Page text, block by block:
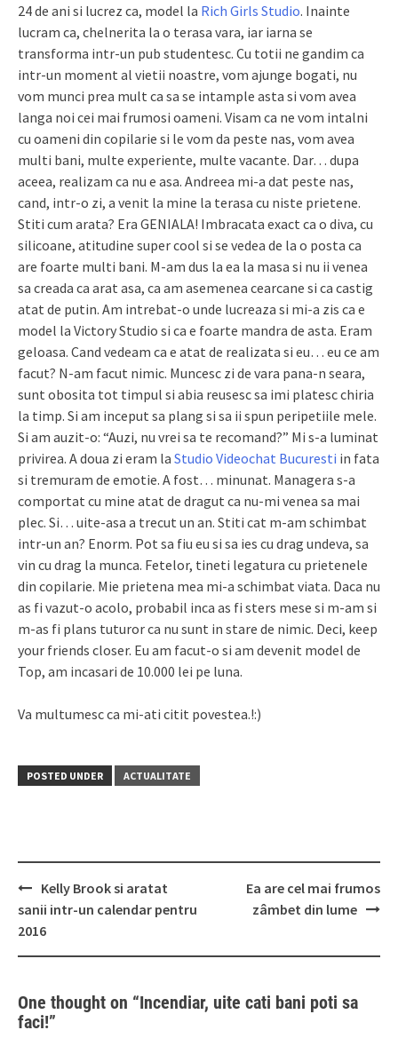
24 de ani si lucrez ca, model la Rich Girls Studio. Inainte
lucram ca, chelnerita la o terasa vara, iar iarna se
transforma intr-un pub studentesc. Cu totii ne gandim ca
intr-un moment al vietii noastre, vom ajunge bogati, nu
vom munci prea mult ca sa se intample asta si vom avea
langa noi cei mai frumosi oameni. Visam ca ne vom intalni
cu oameni din copilarie si le vom da peste nas, vom avea
multi bani, multe experiente, multe vacante. Dar… dupa
aceea, realizam ca nu e asa. Andreea mi-a dat peste nas,
cand, intr-o zi, a venit la mine la terasa cu niste prietene.
Stiti cum arata? Era GENIALA! Imbracata exact ca o diva, cu
silicoane, atitudine super cool si se vedea de la o posta ca
are foarte multi bani. M-am dus la ea la masa si nu ii venea
sa creada ca arat asa, ca am asemenea cearcane si ca castig
atat de putin. Am intrebat-o unde lucreaza si mi-a zis ca e
model la Victory Studio si ca e foarte mandra de asta. Eram
geloasa. Cand vedeam ca e atat de realizata si eu… eu ce am
facut? N-am facut nimic. Muncesc zi de vara pana-n seara,
sunt obosita tot timpul si abia reusesc sa imi platesc chiria
la timp. Si am inceput sa plang si sa ii spun peripetiile mele.
Si am auzit-o: “Auzi, nu vrei sa te recomand?” Mi s-a luminat
privirea. A doua zi eram la Studio Videochat Bucuresti in fata
si tremuram de emotie. A fost… minunat. Managera s-a
comportat cu mine atat de dragut ca nu-mi venea sa mai
plec. Si… uite-asa a trecut un an. Stiti cat m-am schimbat
intr-un an? Enorm. Pot sa fiu eu si sa ies cu drag undeva, sa
vin cu drag la munca. Fetelor, tineti legatura cu prietenele
din copilarie. Mie prietena mea mi-a schimbat viata. Daca nu
as fi vazut-o acolo, probabil inca as fi sters mese si m-am si
m-as fi plans tuturor ca nu sunt in stare de nimic. Deci, keep
your friends closer. Eu am facut-o si am devenit model de
Top, am incasari de 10.000 lei pe luna.
Va multumesc ca mi-ati citit povestea.!:)
POSTED UNDER ACTUALITATE
Post
navigation
Kelly Brook si aratat
sanii intr-un calendar pentru
2016
Ea are cel mai frumos
zâmbet din lume
One thought on “Incendiar, uite cati bani poti sa
faci!”